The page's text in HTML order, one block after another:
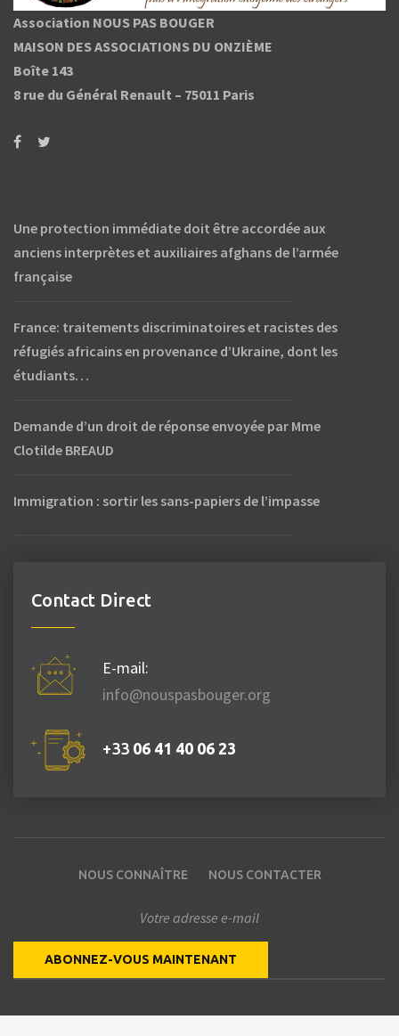
Association NOUS PAS BOUGER
MAISON DES ASSOCIATIONS DU ONZIÈME
Boîte 143
8 rue du Général Renault – 75011 Paris
Une protection immédiate doit être accordée aux
anciens interprètes et auxiliaires afghans de l’armée
française
France: traitements discriminatoires et racistes des
réfugiés africains en provenance d’Ukraine, dont les
étudiants…
Demande d’un droit de réponse envoyée par Mme
Clotilde BREAUD
Immigration : sortir les sans-papiers de l’impasse
Contact Direct
E-mail:
info@nouspasbouger.org
+33 06 41 40 06 23
NOUS CONNAÎTRE NOUS CONTACTER